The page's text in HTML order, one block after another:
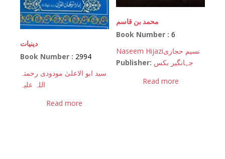
دینیات
Book Number : 2994
سید ابو الاعلیٰ مودودی رحمتہ
اللہ علیہ
Read more
محمد بن قاسم
Book Number :6
Naseem Hijaziنسیم حجازی
Publisher: جہانگیر بکس
Read more